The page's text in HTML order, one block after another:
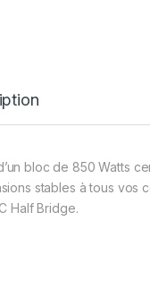
bloc de 850 Watts
stables à tous vos
Half Bridge.